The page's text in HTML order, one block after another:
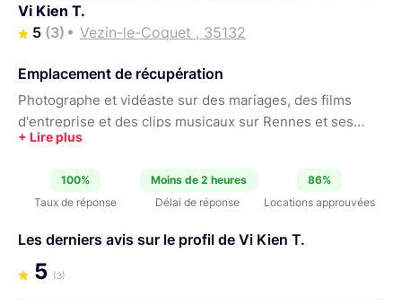
Vi Kien T.
5 (3) Vezin-le-Coquet , 35132
Emplacement de récupération
Photographe et vidéaste sur des mariages, des films
d'entreprise et des clips musicaux sur Rennes et ses
alentours.
100%
Taux de réponse
Moins de 2 heures
Délai de réponse
86%
Locations approuvées
Les derniers avis sur le profil de Vi Kien T.
5 (3)